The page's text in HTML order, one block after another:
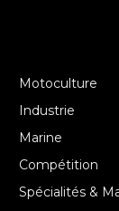
Motoculture
Industrie
Marine
Compétition
Spécialités &